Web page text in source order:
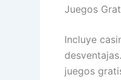
Juegos
Incluye
juegos